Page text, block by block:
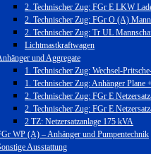
2. Technischer Zug: FGr E LKW
2. Technischer Zug: FGr O (A)
2. Technischer Zug: Tr UL
Lichtmastkraftwagen
und Aggregate
1. Technischer Zug: Wechsel-
1. Technischer Zug: Anhänger Plane
2. Technischer Zug: FGr E
2. Technischer Zug: FGr E
2 TZ: Netzersatzanlage 175 kVA
WP (A) – Anhänger und Pumpentechnik
Ausstattung